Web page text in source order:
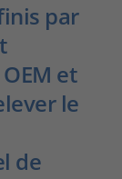
par
et
le
de